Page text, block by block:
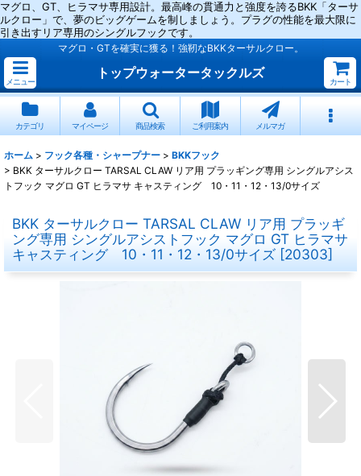
マグロ、GT、ヒラマサ専用設計。最高峰の貫通力と強度を誇るBKK「ターサ
ルクロー」で、夢のビッグゲームを制しましょう。プラグの性能を最大限に
引き出すリア専用のシングルフックです。
マグロ・GTを確実に獲る！強靭なBKKターサルクロー。
メニュー
トップウォータータックルズ
カート
カテゴリ マイページ 商品検索 ご利用案内 メルマガ
ホーム > フック各種・シャープナー > BKKフック
> BKK ターサルクロー TARSAL CLAW リア用 プラッギング専用 シングルアシス
トフック マグロ GT ヒラマサ キャスティング 10・11・12・13/0サイズ
BKK ターサルクロー TARSAL CLAW リア用 プラッギ
ング専用 シングルアシストフック マグロ GT ヒラマサ
キャスティング 10・11・12・13/0サイズ [20303]